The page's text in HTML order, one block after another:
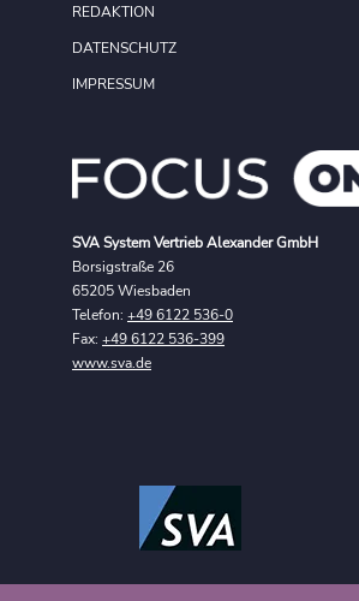
SVA System Vertrieb Alexander GmbH
Borsigstraße 26
65205 Wiesbaden
Telefon: +49 6122 536-0
Fax: +49 6122 536-399
www.sva.de
REDAKTION
DATENSCHUTZ
IMPRESSUM